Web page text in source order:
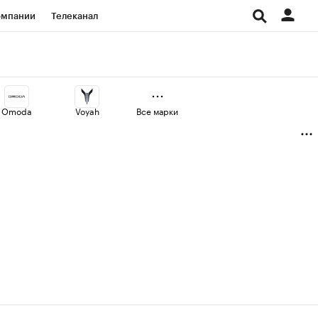
Телеканал
Проверка контрагентов
Omoda Voyah Все марки